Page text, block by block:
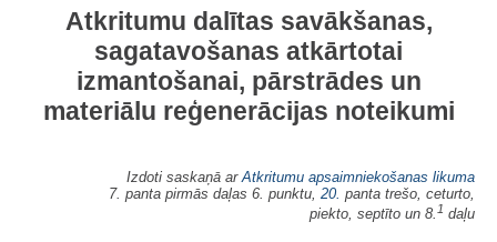
Atkritumu dalītas savākšanas,
sagatavošanas atkārtotai
izmantošanai, pārstrādes un
materiālu reģenerācijas noteikumi
Izdoti saskaņā ar Atkritumu apsaimniekošanas likuma
7. panta pirmās daļas 6. punktu, 20. panta trešo, ceturto,
piekto, septīto un 8. 1 daļu